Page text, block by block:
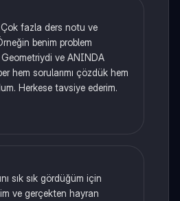
fazla ders notu ve
benim problem
Geometriydi ve ANINDA
hem sorularımı çözdük hem
Herkese tavsiye ederim.
sık sık gördüğüm için
ve gerçekten hayran